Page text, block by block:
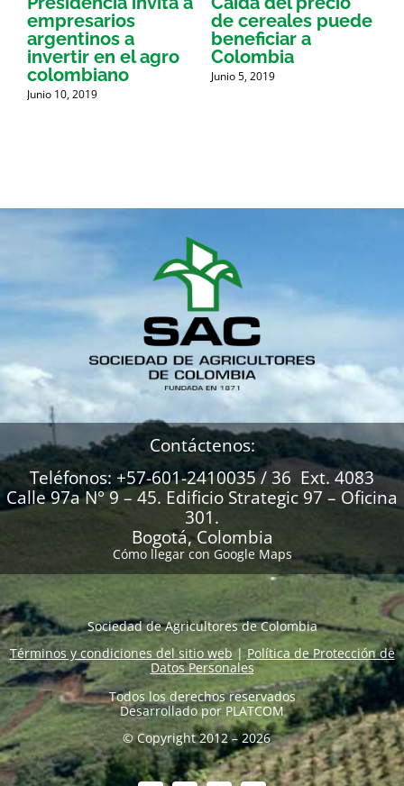
empresarios
argentinos a
invertir en el agro
colombiano
Junio 10, 2019
de cereales puede
beneficiar a
Colombia
Junio 5, 2019
Contáctenos:
Teléfonos: +57-601-2410035 / 36 Ext. 4083
Calle 97a N° 9 – 45. Edificio Strategic 97 – Oficina
301.
Bogotá, Colombia
Cómo llegar con Google Maps
Sociedad de Agricultores de Colombia
Términos y condiciones del sitio web|Política de Protección de
Datos Personales
Todos los derechos reservados
Desarrollado por PLATCOM
© Copyright 2012 – 2026